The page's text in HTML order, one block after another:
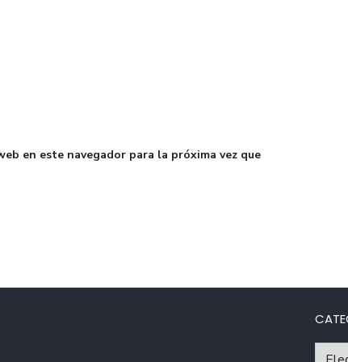
en este navegador para la próxima vez que